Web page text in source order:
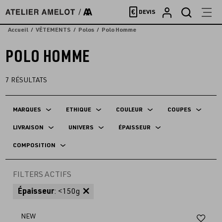
directement
au
€ DEVIS
Accueil VÊTEMENTS Polos Polo Homme
POLO HOMME
7 RÉSULTATS
MARQUES ETHIQUE COULEUR COUPES
LIVRAISON UNIVERS ÉPAISSEUR
COMPOSITION
FILTERS ACTIFS
Épaisseur: <150g
NEW